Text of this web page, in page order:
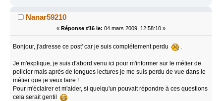
Nanar59210
« Réponse #16 le: 04 mars 2009, 12:58:10 »
Bonjour, j'adresse ce post' car je suis complétement perdu .
Je m'explique, je suis d'abord venu ici pour m'informer sur le métier de
policier mais après de longues lectures je me suis perdu de vue dans le
métier que je veux faire !
Pour m'éclairer et m'aider, si quelqu'un pouvait répondre à ces questions
cela serait gentil